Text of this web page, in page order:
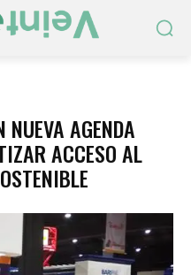
AGENDA
ACCESO AL